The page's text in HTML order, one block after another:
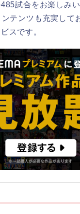
試合をお楽しみい
テンツも充実して
スです。